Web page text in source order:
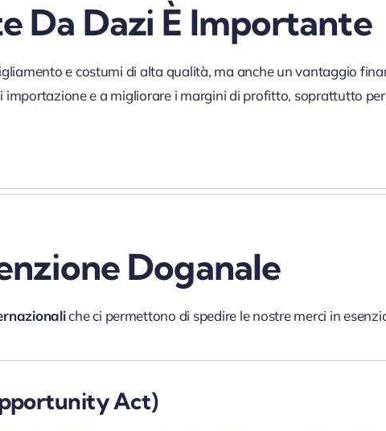
Da Dazi È Importante
e costumi di alta qualità, ma anche un vantaggio
importazione e a migliorare i margini di profitto, soprattutto
Doganale
che ci permettono di spedire le nostre merci in
Act)